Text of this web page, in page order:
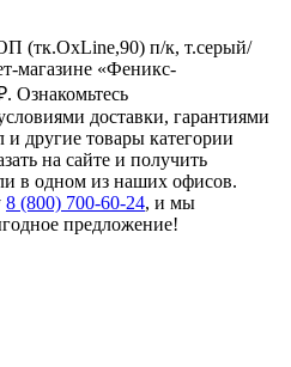
(тк.OxLine,90) п/к, т.серый/
магазине «Феникс-
Ознакомьтесь
доставки, гарантиями
и другие товары категории
на сайте и получить
в одном из наших офисов.
8 (800) 700-60-24, и мы
предложение!